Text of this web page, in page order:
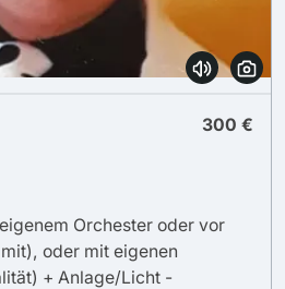
300 €
Orchester oder vor
oder mit eigenen
+ Anlage/Licht -